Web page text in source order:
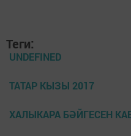
Теги:
UNDEFINED
ТАТАР КЫЗЫ 2017
ХАЛЫКАРА БӘЙГЕСЕН